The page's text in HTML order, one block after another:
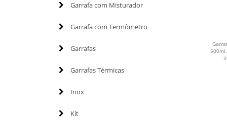
Garrafa com Misturador
Garrafa com Termômetro
Garrafas
Garrafas Térmicas
Inox
Kit